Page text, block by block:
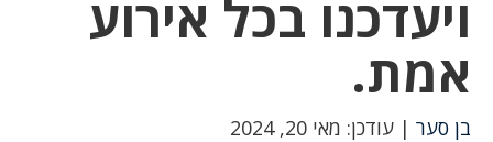
ויעדכנו בכל אירוע
אמת.
בן סער | עודכן: מאי 20, 2024